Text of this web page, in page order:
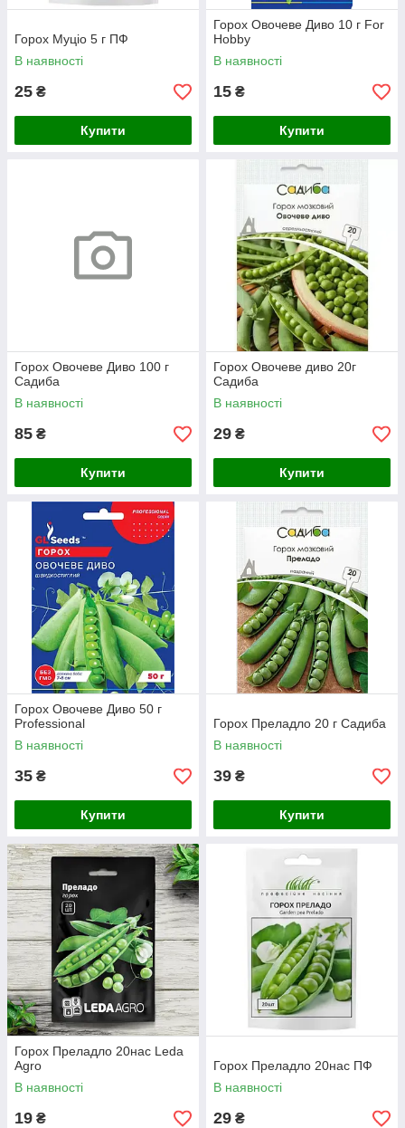
Горох Муціо 5 г ПФ
В наявності
25 ₴
Купити
Горох Овочеве Диво 10 г For
Hobby
В наявності
15 ₴
Купити
Горох Овочеве Диво 100 г
Садиба
В наявності
85 ₴
Купити
Горох Овочеве диво 20г
Садиба
В наявності
29 ₴
Купити
Горох Овочеве Диво 50 г
Professional
В наявності
35 ₴
Купити
Горох Преладло 20 г Садиба
В наявності
39 ₴
Купити
Горох Преладло 20нас Leda
Agro
В наявності
19 ₴
Горох Преладло 20нас ПФ
В наявності
29 ₴